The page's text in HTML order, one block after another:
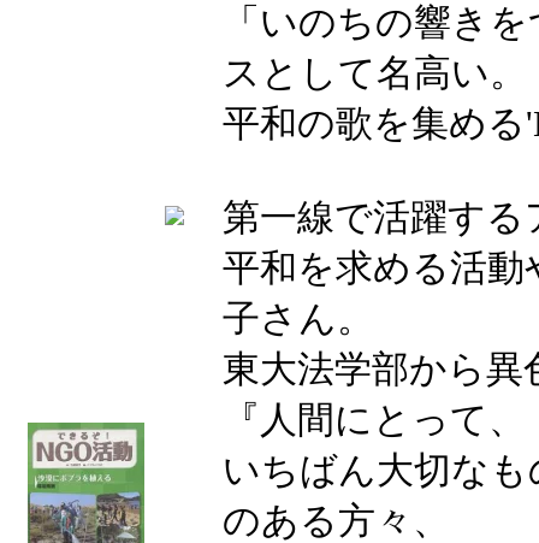
「いのちの響き
スとして名高い。
平和の歌を集める
第一線で活躍す
平和を求める活動
子さん。
東大法学部から
『人間にとって、
いちばん大切な
のある方々、